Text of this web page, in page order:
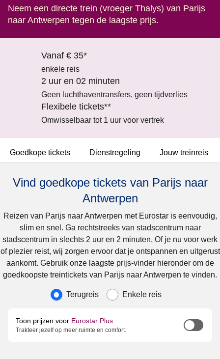
Neem een directe trein (vroeger Thalys) van Parijs
naar Antwerpen tegen de laagste prijs.
Vanaf € 35*
enkele reis
2 uur en 02 minuten
Geen luchthaventransfers, geen tijdverlies
Flexibele tickets**
Omwisselbaar tot 1 uur voor vertrek
Goedkope tickets Dienstregeling Jouw treinreis
Vind goedkope tickets van Parijs naar
Antwerpen
Reizen van Parijs naar Antwerpen met Eurostar is eenvoudig,
slim en snel. Ga rechtstreeks van stadscentrum naar
stadscentrum in slechts 2 uur en 2 minuten. Of je nu voor werk
of plezier reist, wij zorgen ervoor dat je ontspannen en uitgerust
aankomt. Gebruik onze laagste prijs-vinder hieronder om de
goedkoopste treintickets van Parijs naar Antwerpen te vinden.
Soort reisTerugreis Enkele reis
Toon prijzen voor Eurostar Plus
Trakteer jezelf op meer ruimte en comfort.